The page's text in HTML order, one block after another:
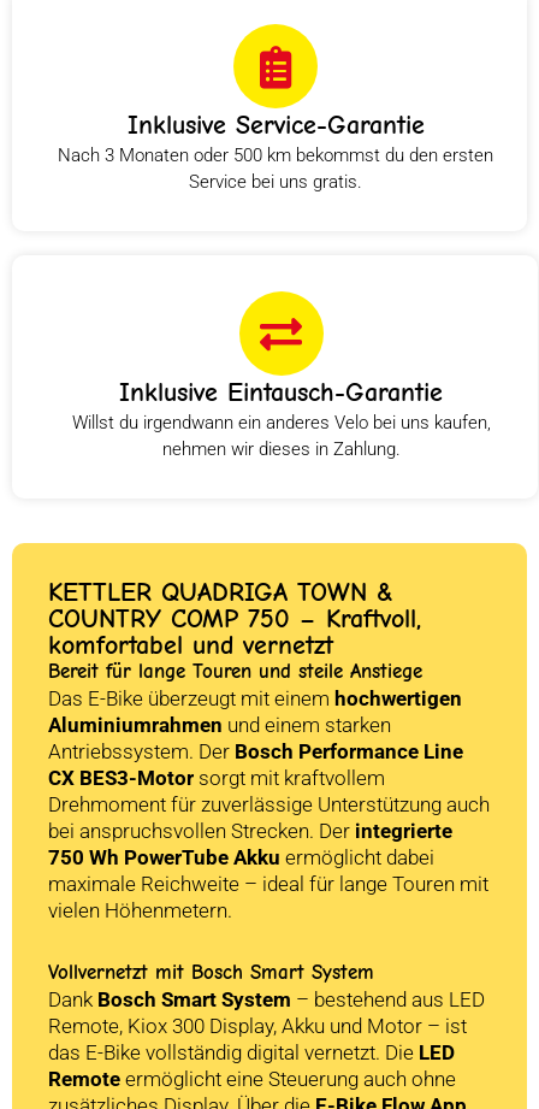
Inklusive Service-Garantie
Nach 3 Monaten oder 500 km bekommst du den ersten
Service bei uns gratis.
Inklusive Eintausch-Garantie
Willst du irgendwann ein anderes Velo bei uns kaufen,
nehmen wir dieses in Zahlung.
KETTLER QUADRIGA TOWN &
COUNTRY COMP 750 – Kraftvoll,
komfortabel und vernetzt
Bereit für lange Touren und steile Anstiege
Das E-Bike überzeugt mit einem hochwertigen
Aluminiumrahmen und einem starken
Antriebssystem. Der Bosch Performance Line
CX BES3-Motor sorgt mit kraftvollem
Drehmoment für zuverlässige Unterstützung auch
bei anspruchsvollen Strecken. Der integrierte
750 Wh PowerTube Akku ermöglicht dabei
maximale Reichweite – ideal für lange Touren mit
vielen Höhenmetern.
Vollvernetzt mit Bosch Smart System
Dank Bosch Smart System – bestehend aus LED
Remote, Kiox 300 Display, Akku und Motor – ist
das E-Bike vollständig digital vernetzt. Die LED
Remote ermöglicht eine Steuerung auch ohne